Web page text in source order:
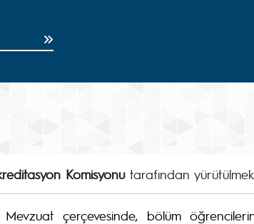
Komisyonu tarafından
Mevzuat çerçevesinde, bölüm